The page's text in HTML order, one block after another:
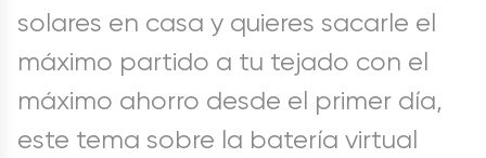
solares en casa y quieres sacarle el
máximo partido a tu tejado con el
máximo ahorro desde el primer día,
este tema sobre la batería virtual